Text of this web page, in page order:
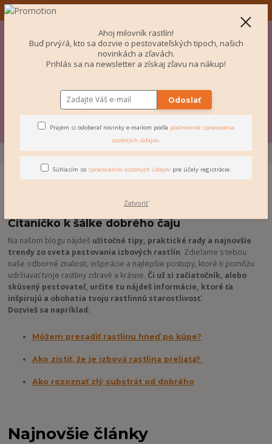
Po-Pi 10-16:00
Úvod BLOG
Čítaníčko k šálke dobrého čaju
Na našom blogu nájdeš užitočné tipy, praktické rady a najnovšie
trendy zo sveta pestovania izbových rastlín. Zdieľame s tebou
naše odborné znalosti, inšpirácie a najlepšie postupy, ktoré ti pomôžu
udržiavať tvoje rastliny zdravé a krásne. Či už si začiatočník, alebo
skúsený pestovateľ, určite tu nájdeš informácie, ktoré ťa
inšpirujú a obohatia tvoju rastlinnú starostlivosť.
Dozvieš sa napríklad:
Môžem presadiť rastlinu hneď po kúpe?
Ako zistiť, že je izbová rastlina preliata?
Ako rozoznať zlý substrát od dobrého
Najnovšie články
Ahoj milovník rastlín!
Buď prvý/á, kto sa dozvie o pestovateľských tipoch, našich
novinkách a zľavách.
Prihlás sa na newsletter a získaj zľavu na nákup!
Odoslať
Prajem si odoberať novinky e-mailom podľa podmienok spracovania
osobných údajov.
Súhlasím so spracovaním osobných údajov pre účely registrácie.
Zatvoriť